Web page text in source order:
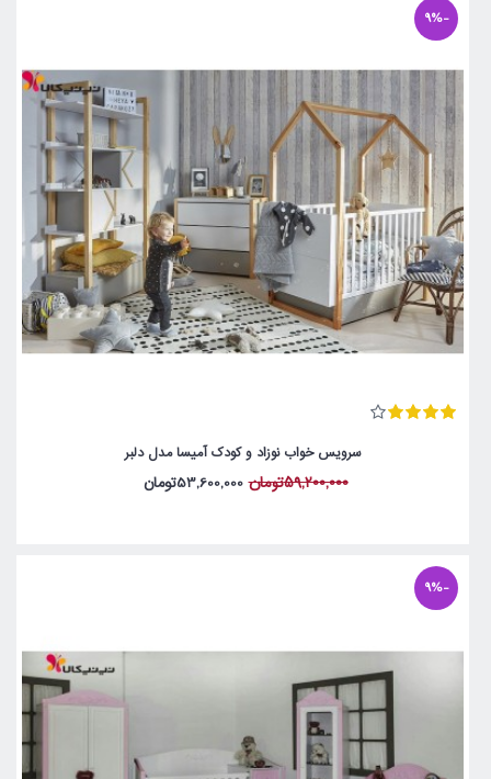
-9%
سرویس خواب نوزاد و کودک آمیسا مدل دلبر
59,200,000تومان 53,600,000تومان
-9%